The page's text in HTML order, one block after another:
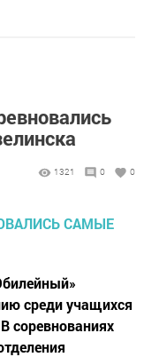
1321 0 0
среди учащихся
соревнованиях